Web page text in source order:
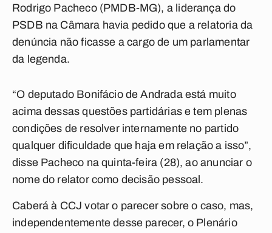
Rodrigo Pacheco (PMDB-MG), a liderança do
PSDB na Câmara havia pedido que a relatoria da
denúncia não ficasse a cargo de um parlamentar
da legenda.
“O deputado Bonifácio de Andrada está muito
acima dessas questões partidárias e tem plenas
condições de resolver internamente no partido
qualquer dificuldade que haja em relação a isso”,
disse Pacheco na quinta-feira (28), ao anunciar o
nome do relator como decisão pessoal.
Caberá à CCJ votar o parecer sobre o caso, mas,
independentemente desse parecer, o Plenário